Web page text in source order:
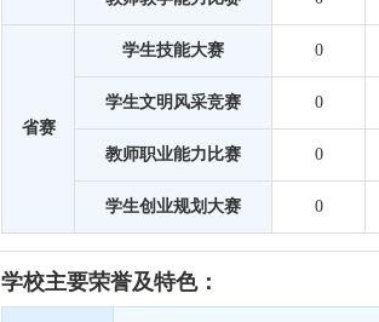
省赛
学生技能大赛 0
学生文明风采竞赛 0
教师职业能力比赛 0
学生创业规划大赛 0
学校主要荣誉及特色：